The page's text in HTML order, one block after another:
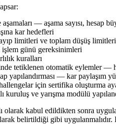
aşamaları — aşama sayısı, hesap
kar hedefleri
limitleri ve toplam düşüş limitleri
günü gereksinimleri
kuralları
tetiklenen otomatik eylemler —
yapılandırması — kar paylaşım
için sertifika oluşturma
kuruluş ve yarışma modülü
olarak kabul edildikten sonra
belirtildiği gibi